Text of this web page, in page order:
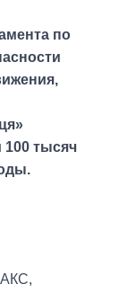
по
100 тысяч